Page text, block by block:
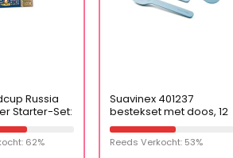
Russia
Starter-Set:
Starter-
62%
Suavinex 401237
bestekset met doos, 12
m, blauw
Reeds Verkocht: 53%